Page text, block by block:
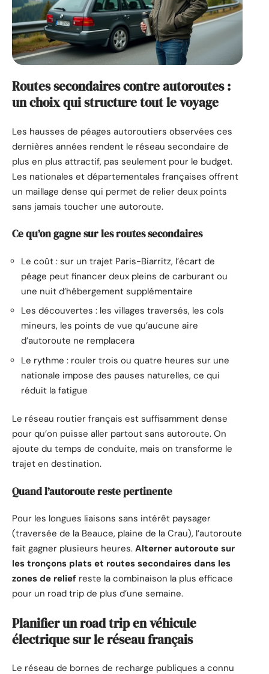
Routes secondaires contre autoroutes :
un choix qui structure tout le voyage
Les hausses de péages autoroutiers observées ces
dernières années rendent le réseau secondaire de
plus en plus attractif, pas seulement pour le budget.
Les nationales et départementales françaises offrent
un maillage dense qui permet de relier deux points
sans jamais toucher une autoroute.
Ce qu’on gagne sur les routes secondaires
Le coût : sur un trajet Paris-Biarritz, l’écart de
péage peut financer deux pleins de carburant ou
une nuit d’hébergement supplémentaire
Les découvertes : les villages traversés, les cols
mineurs, les points de vue qu’aucune aire
d’autoroute ne remplacera
Le rythme : rouler trois ou quatre heures sur une
nationale impose des pauses naturelles, ce qui
réduit la fatigue
Le réseau routier français est suffisamment dense
pour qu’on puisse aller partout sans autoroute. On
ajoute du temps de conduite, mais on transforme le
trajet en destination.
Quand l’autoroute reste pertinente
Pour les longues liaisons sans intérêt paysager
(traversée de la Beauce, plaine de la Crau), l’autoroute
fait gagner plusieurs heures. Alterner autoroute sur
les tronçons plats et routes secondaires dans les
zones de relief reste la combinaison la plus efficace
pour un road trip de plus d’une semaine.
Planifier un road trip en véhicule
électrique sur le réseau français
Le réseau de bornes de recharge publiques a connu